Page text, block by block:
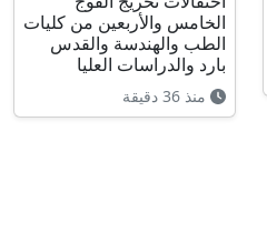
الخامس والأربعين من كليات
الطب والهندسة والقدس
بارد والدراسات العليا
منذ 36 دقيقة